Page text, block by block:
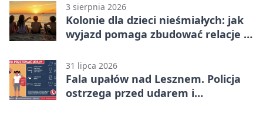
3 sierpnia 2026
Kolonie dla dzieci nieśmiałych: jak
wyjazd pomaga zbudować relacje z
31 lipca 2026
Fala upałów nad Lesznem. Policja
ostrzega przed udarem i